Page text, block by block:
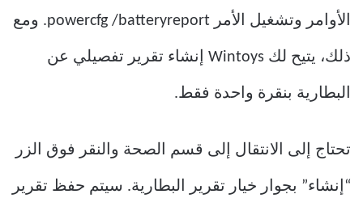
الأوامر وتشغيل الأمر powercfg /batteryreport. ومع
ذلك، يتيح لك Wintoys إنشاء تقرير تفصيلي عن
البطارية بنقرة واحدة فقط.
تحتاج إلى الانتقال إلى قسم الصحة والنقر فوق الزر
“إنشاء” بجوار خيار تقرير البطارية. سيتم حفظ تقرير